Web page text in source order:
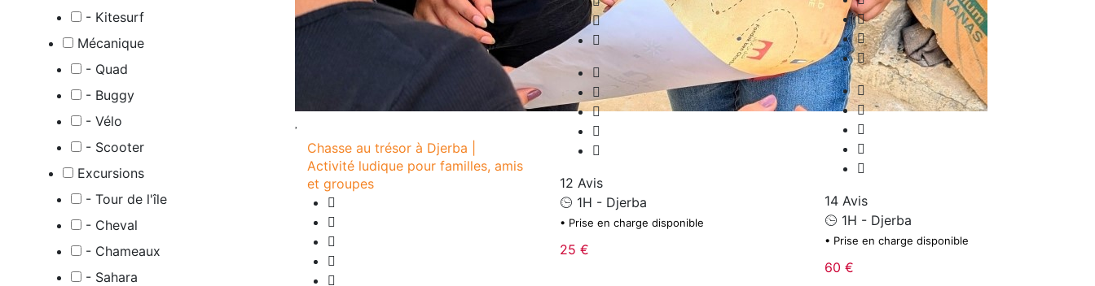
- Kitesurf
Mécanique
- Quad
- Buggy
- Vélo
- Scooter
Excursions
- Tour de l'île
- Cheval
- Chameaux
- Sahara
Chasse au trésor à Djerba |
Activité ludique pour familles, amis
et groupes
12 Avis
1H - Djerba
• Prise en charge disponible
25 €
14 Avis
1H - Djerba
• Prise en charge disponible
60 €